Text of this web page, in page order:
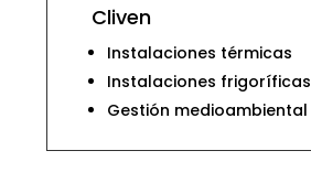
Cliven
Instalaciones térmicas
Instalaciones frigoríficas
Gestión medioambiental